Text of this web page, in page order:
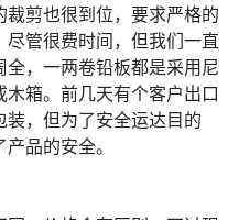
剪也很到位，要求严格的
管很费时间，但我们一直
，一两卷铅板都是采用尼
箱。前几天有个客户出口
，但为了安全运达目的
品的安全。